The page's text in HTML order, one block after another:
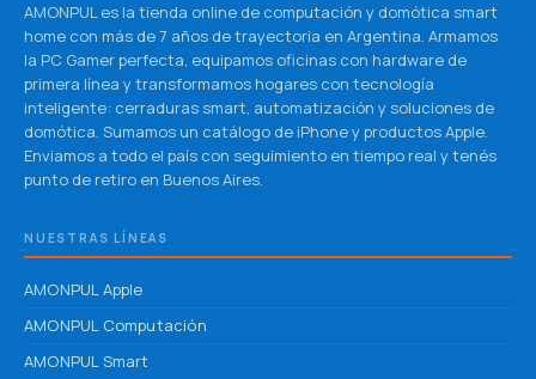
AMONPUL es la tienda online de computación y domótica smart
home con más de 7 años de trayectoria en Argentina. Armamos
la PC Gamer perfecta, equipamos oficinas con hardware de
primera línea y transformamos hogares con tecnología
inteligente: cerraduras smart, automatización y soluciones de
domótica. Sumamos un catálogo de iPhone y productos Apple.
Enviamos a todo el país con seguimiento en tiempo real y tenés
punto de retiro en Buenos Aires.
NUESTRAS LÍNEAS
AMONPUL Apple
AMONPUL Computación
AMONPUL Smart